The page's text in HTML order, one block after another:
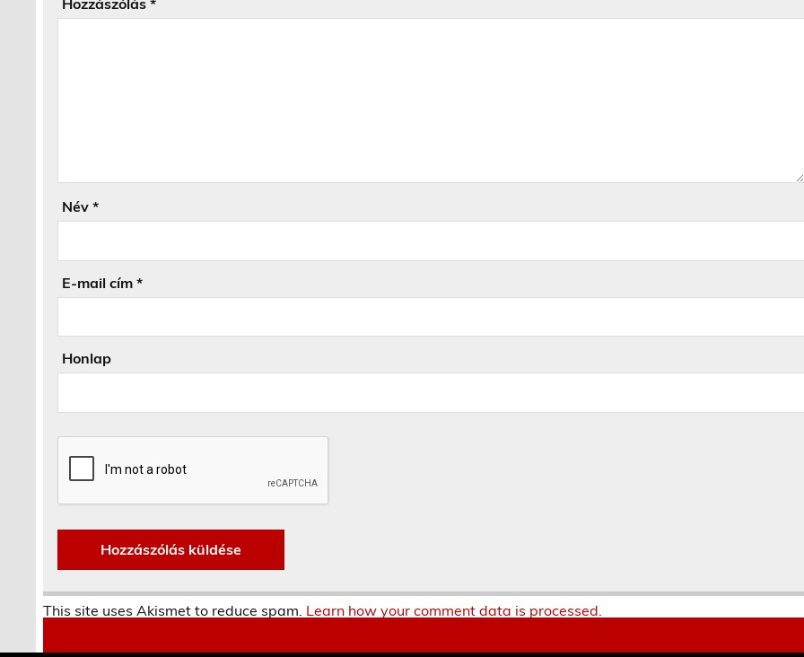
Hozzászólás*
Név*
E-mail cím*
Honlap
This site uses Akismet to reduce spam. Learn how your comment data is processed.